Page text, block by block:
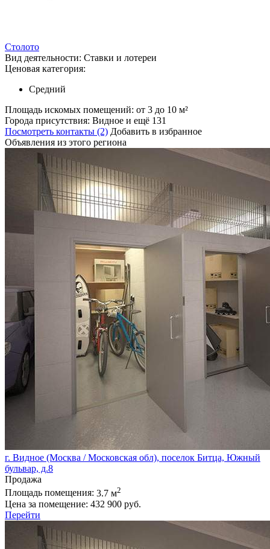
Столото
Вид деятельности: Ставки и лотереи
Ценовая категория:
Средний
Площадь искомых помещений: от 3 до 10 м²
Города присутствия: Видное и ещё 131
Посмотреть контакты (2) Добавить в избранное
Объявления из этого региона
г. Видное (Москва / Московская обл), поселок Битца, Южный
бульвар, д.8
Продажа
Площадь помещения: 3.7 м2
Цена за помещение: 432 900 руб.
Перейти